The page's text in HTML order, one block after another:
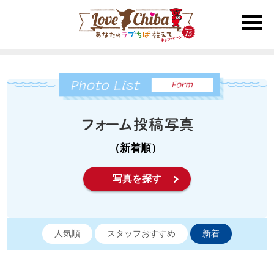
toggle
（新着順）
写真を探す
人気順 スタッフおすすめ 新着